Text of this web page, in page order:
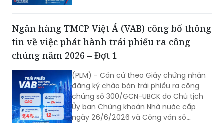
trái phiếu ra công chúng năm 2026 -
Đợt 1 như sau:
Ngân hàng TMCP Việt Á (VAB) công bố thông
tin về việc phát hành trái phiếu ra công
chúng năm 2026 – Đợt 1
(PLM) - Căn cứ theo Giấy chứng nhận
đăng ký chào bán trái phiếu ra công
chúng số 300/GCN-UBCK do Chủ tịch
Ủy ban Chứng khoán Nhà nước cấp
ngày 26/6/2026 và Công văn số